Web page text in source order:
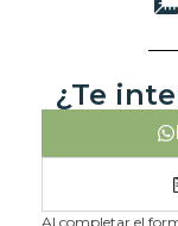
¿Te
Al completar el